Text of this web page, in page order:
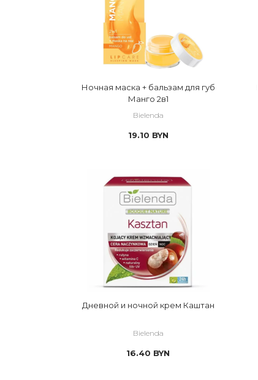
Ночная маска + бальзам для губ
Манго 2в1
Bielenda
19.10 BYN
Дневной и ночной крем Каштан
Bielenda
16.40 BYN